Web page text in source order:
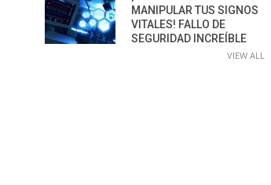
MANIPULAR TUS SIGNOS
VITALES! FALLO DE
SEGURIDAD INCREÍBLE
VIEW ALL